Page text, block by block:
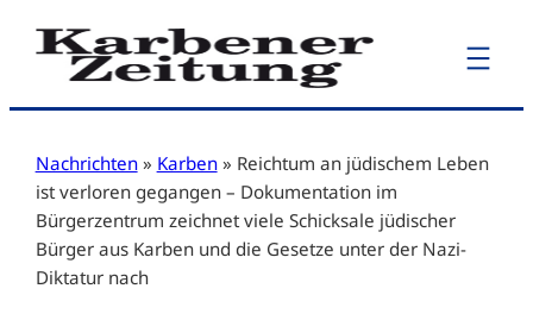
Zum
Inhalt
Nachrichten » Karben » Reichtum an jüdischem Leben
ist verloren gegangen – Dokumentation im
Bürgerzentrum zeichnet viele Schicksale jüdischer
Bürger aus Karben und die Gesetze unter der Nazi-
Diktatur nach